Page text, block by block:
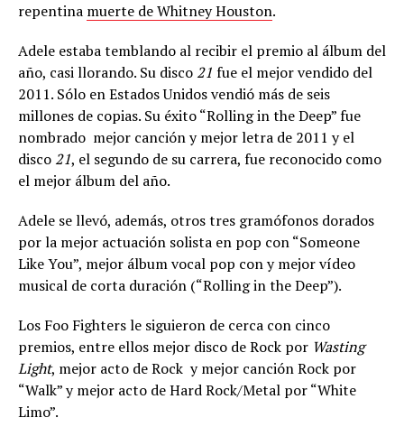
repentina muerte de Whitney Houston.
Adele estaba temblando al recibir el premio al álbum del
año, casi llorando. Su disco 21 fue el mejor vendido del
2011. Sólo en Estados Unidos vendió más de seis
millones de copias. Su éxito “Rolling in the Deep” fue
nombrado mejor canción y mejor letra de 2011 y el
disco 21, el segundo de su carrera, fue reconocido como
el mejor álbum del año.
Adele se llevó, además, otros tres gramófonos dorados
por la mejor actuación solista en pop con “Someone
Like You”, mejor álbum vocal pop con y mejor vídeo
musical de corta duración (“Rolling in the Deep”).
Los Foo Fighters le siguieron de cerca con cinco
premios, entre ellos mejor disco de Rock por Wasting
Light, mejor acto de Rock y mejor canción Rock por
“Walk” y mejor acto de Hard Rock/Metal por “White
Limo”.